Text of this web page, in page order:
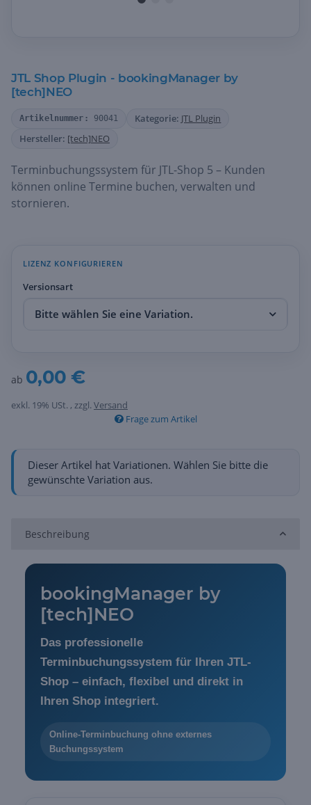
JTL Shop Plugin - bookingManager by
[tech]NEO
Artikelnummer: 90041 Kategorie: JTL Plugin
Hersteller: [tech]NEO
Terminbuchungssystem für JTL-Shop 5 – Kunden
können online Termine buchen, verwalten und
stornieren.
LIZENZ KONFIGURIEREN
Versionsart
Bitte wählen Sie eine Variation.
ab 0,00 €
exkl. 19% USt. , zzgl. Versand
Frage zum Artikel
x
Dieser Artikel hat Variationen. Wählen Sie bitte die
gewünschte Variation aus.
Beschreibung
bookingManager by
[tech]NEO
Das professionelle
Terminbuchungssystem für Ihren JTL-
Shop – einfach, flexibel und direkt in
Ihren Shop integriert.
Online-Terminbuchung ohne externes
Buchungssystem